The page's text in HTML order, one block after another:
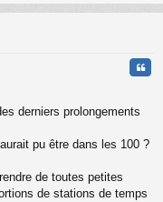
au
derniers prolongements
pu être dans les 100 ?
de toutes petites
de stations de temps